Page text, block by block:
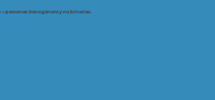
apersonas transgénero y no binarias.